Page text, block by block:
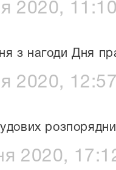
2020,
з нагоди Дня
2020,
2020,